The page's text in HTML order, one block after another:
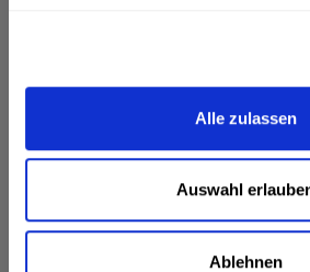
Alle zulassen
Auswahl
Ablehnen
und Captain Blaubeer. Der
unseren Online-Shop bestellen.
Orten und Postleitzahl-Gebieten